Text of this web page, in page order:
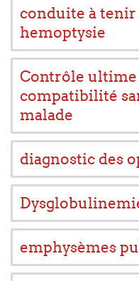
conduite à tenir
hemoptysie
Contrôle
compatibilité
malade
diagnostic des
emphysèmes